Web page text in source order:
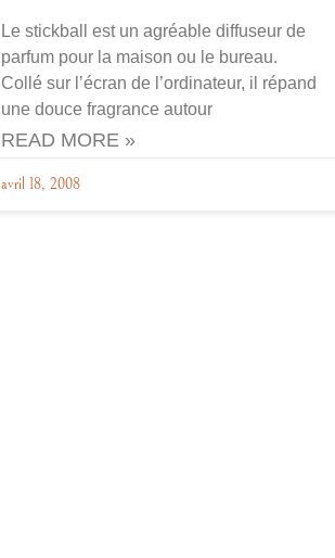
Le stickball est un agréable diffuseur de
parfum pour la maison ou le bureau.
Collé sur l’écran de l’ordinateur, il répand
une douce fragrance autour
READ MORE »
avril 18, 2008